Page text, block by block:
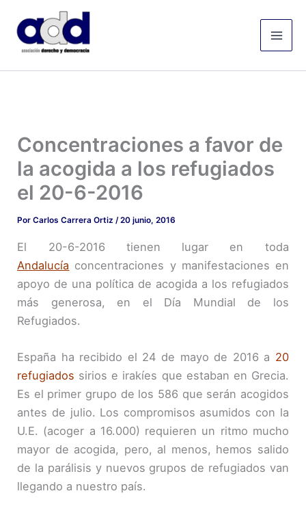
contenido
Concentraciones a favor de
la acogida a los refugiados
el 20-6-2016
PorCarlos Carrera Ortiz/20 junio, 2016
El 20-6-2016 tienen lugar en toda
Andalucía concentraciones y manifestaciones en
apoyo de una política de acogida a los refugiados
más generosa, en el Día Mundial de los
Refugiados.
España ha recibido el 24 de mayo de 2016 a 20
refugiados sirios e irakíes que estaban en Grecia.
Es el primer grupo de los 586 que serán acogidos
antes de julio. Los compromisos asumidos con la
U.E. (acoger a 16.000) requieren un ritmo mucho
mayor de acogida, pero, al menos, hemos salido
de la parálisis y nuevos grupos de refugiados van
llegando a nuestro país.